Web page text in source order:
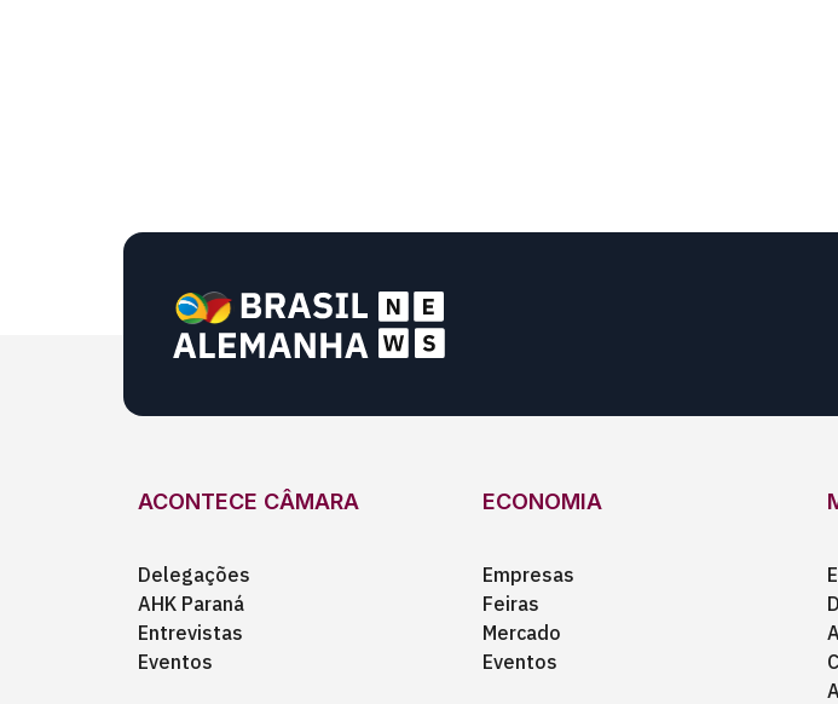
ACONTECE CÂMARA
Delegações
AHK Paraná
Entrevistas
Eventos
ECONOMIA
Empresas
Feiras
Mercado
Eventos